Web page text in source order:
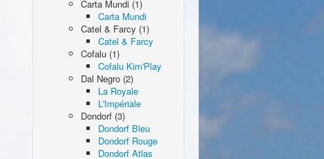
Carta Mundi (1)
Carta Mundi
Catel & Farcy (1)
Catel & Farcy
Cofalu (1)
Cofalu Kim'Play
Dal Negro (2)
La Royale
L'Impériale
Dondorf (3)
Dondorf Bleu
Dondorf Rouge
Dondorf Atlas